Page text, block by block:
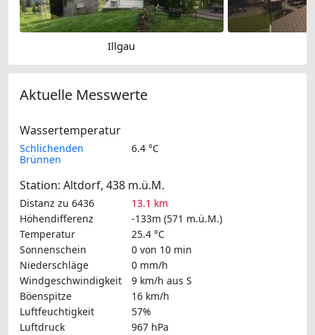
Illgau
Aktuelle Messwerte
Wassertemperatur
Schlichenden
Brünnen
6.4 °C
Station: Altdorf, 438 m.ü.M.
Distanz zu 6436
13.1 km
Höhendifferenz
-133m (571 m.ü.M.)
Temperatur
25.4 °C
Sonnenschein
0 von 10 min
Niederschläge
0 mm/h
Windgeschwindigkeit
9 km/h aus S
Böenspitze
16 km/h
Luftfeuchtigkeit
57%
Luftdruck
967 hPa